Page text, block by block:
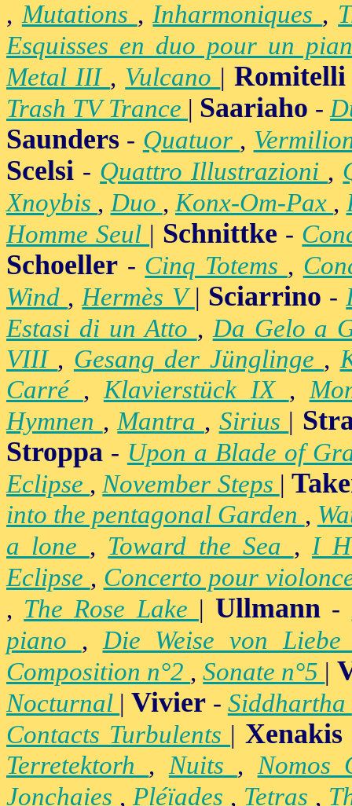
,Mutations ,Inharmoniques ,
Esquisses en duo pour un
Metal III , Vulcano |Romitelli
Trash TV Trance | Saariaho -
Saunders - Quatuor ,
Scelsi - Quattro Illustrazioni ,
Xnoybis ,Duo ,Konx-Om-Pax ,
Homme Seul | Schnittke -
Schoeller - Cinq Totems ,
Wind ,Hermès V| Sciarrino -
Estasi di un Atto ,Da Gelo a
VIII , Gesang der Jünglinge ,
Carré ,Klavierstück IX ,
Hymnen ,Mantra , Sirius |
Stroppa - Upon a Blade of
Eclipse ,November Steps |
into the pentagonal Garden ,
a lone , Toward the Sea ,I
Eclipse , Concerto pour
, The Rose Lake |Ullmann -
piano ,Die Weise von
Composition n°2 ,Sonate n°5 |
Nocturnal |Vivier - Siddhartha
Contacts Turbulents | Xenakis
Terretektorh ,Nuits ,Nomos
Jonchaies , Pléïades , Tetras ,